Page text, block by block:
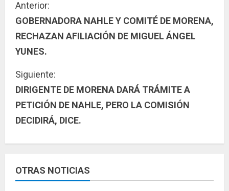
S
i
g
u
e
l
e
Anterior:
GOBERNADORA NAHLE Y COMITÉ DE MORENA,
RECHAZAN AFILIACIÓN DE MIGUEL ÁNGEL
YUNES.
Siguiente:
DIRIGENTE DE MORENA DARÁ TRÁMITE A
PETICIÓN DE NAHLE, PERO LA COMISIÓN
DECIDIRÁ, DICE.
OTRAS NOTICIAS